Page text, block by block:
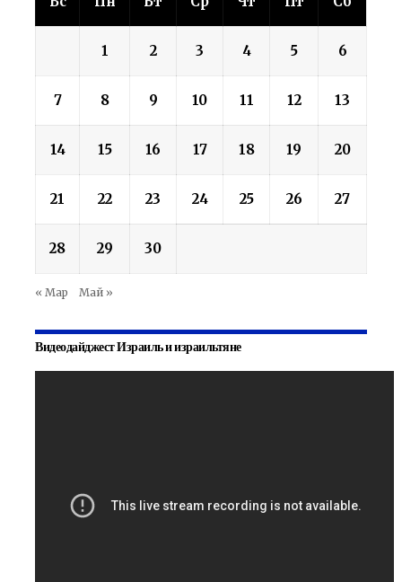
1 2 3 4 5 6
7 8 9 10 11 12 13
14 15 16 17 18 19 20
21 22 23 24 25 26 27
28 29 30
« Мар Май »
Видеодайджест Израиль и израильтяне